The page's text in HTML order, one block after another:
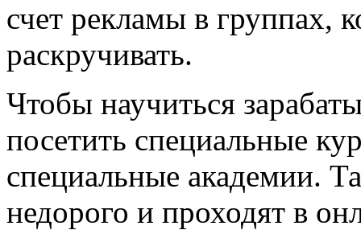
счет рекламы в группах,
раскручивать.
Чтобы научиться
посетить специальные
специальные академии.
недорого и проходят в